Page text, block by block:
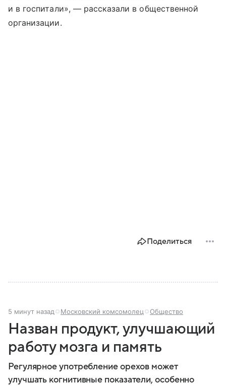
и в госпитали», — рассказали в общественной
организации.
Поделиться
5 минут назад Московский комсомолец Общество
Назван продукт, улучшающий
работу мозга и память
Регулярное употребление орехов может
улучшать когнитивные показатели, особенно